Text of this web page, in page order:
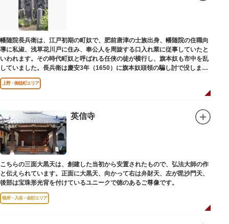
幡随院長兵衛は、江戸初期の町奴で、肥前唐津の士族出身、幡随院の住職向
導に私淑、浅草花川戸に住み、奉公人を周旋する口入れ業に従事していたと
いわれます。その時代町奴と呼ばれる任侠の徒が横行し、旗本奴も市中を乱
していました。長兵衛は慶安3年（1650）に旗本奴頭領の騙し討で没しまし
た。お墓は源空寺（げんくうじ）にあります。
上野・御徒町エリア
英信寺
こちらの三面大黒天は、創建した当初から安置されたもので、弘法大師の作
と伝えられています。正面に大黒天、向かって右は弁財天、左が毘沙門天、
後部は宝珠形光背を付けているユニークで徳のあるご尊像です。
根岸・入谷・金杉エリア